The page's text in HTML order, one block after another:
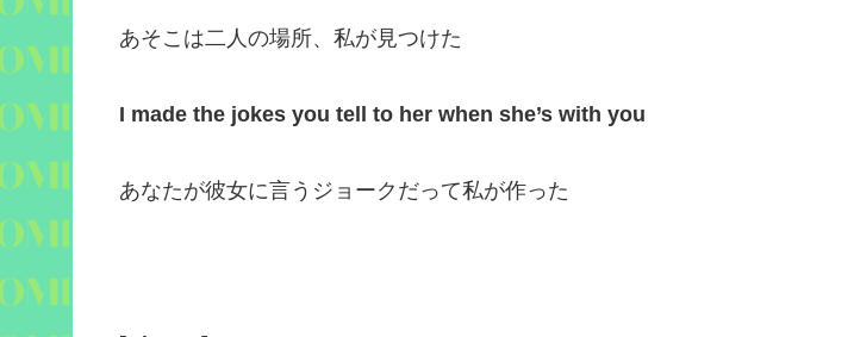
あそこは二人の場所、私が見つけた
I made the jokes you tell to her when she’s with you
あなたが彼女に言うジョークだって私が作った